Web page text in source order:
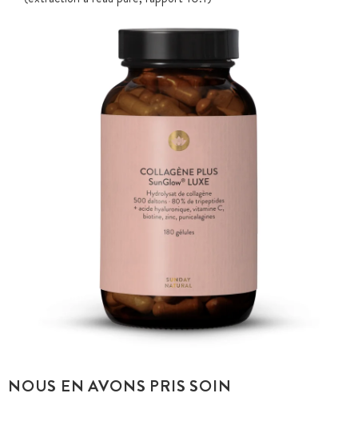
NOUS EN AVONS PRIS SOIN